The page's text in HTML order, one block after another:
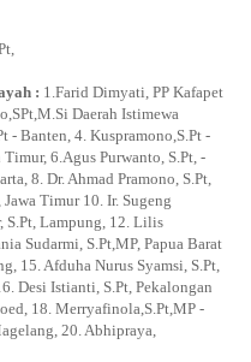
: 1.Farid Dimyati, PP Kafapet
Daerah Istimewa
- Banten, 4. Kuspramono,S.Pt -
6.Agus Purwanto, S.Pt, -
8. Dr. Ahmad Pramono, S.Pt,
Timur 10. Ir. Sugeng
S.Pt, Lampung, 12. Lilis
Sudarmi, S.Pt,MP, Papua Barat
15. Afduha Nurus Syamsi, S.Pt,
Desi Istianti, S.Pt, Pekalongan
18. Merryafinola,S.Pt,MP -
20. Abhipraya,